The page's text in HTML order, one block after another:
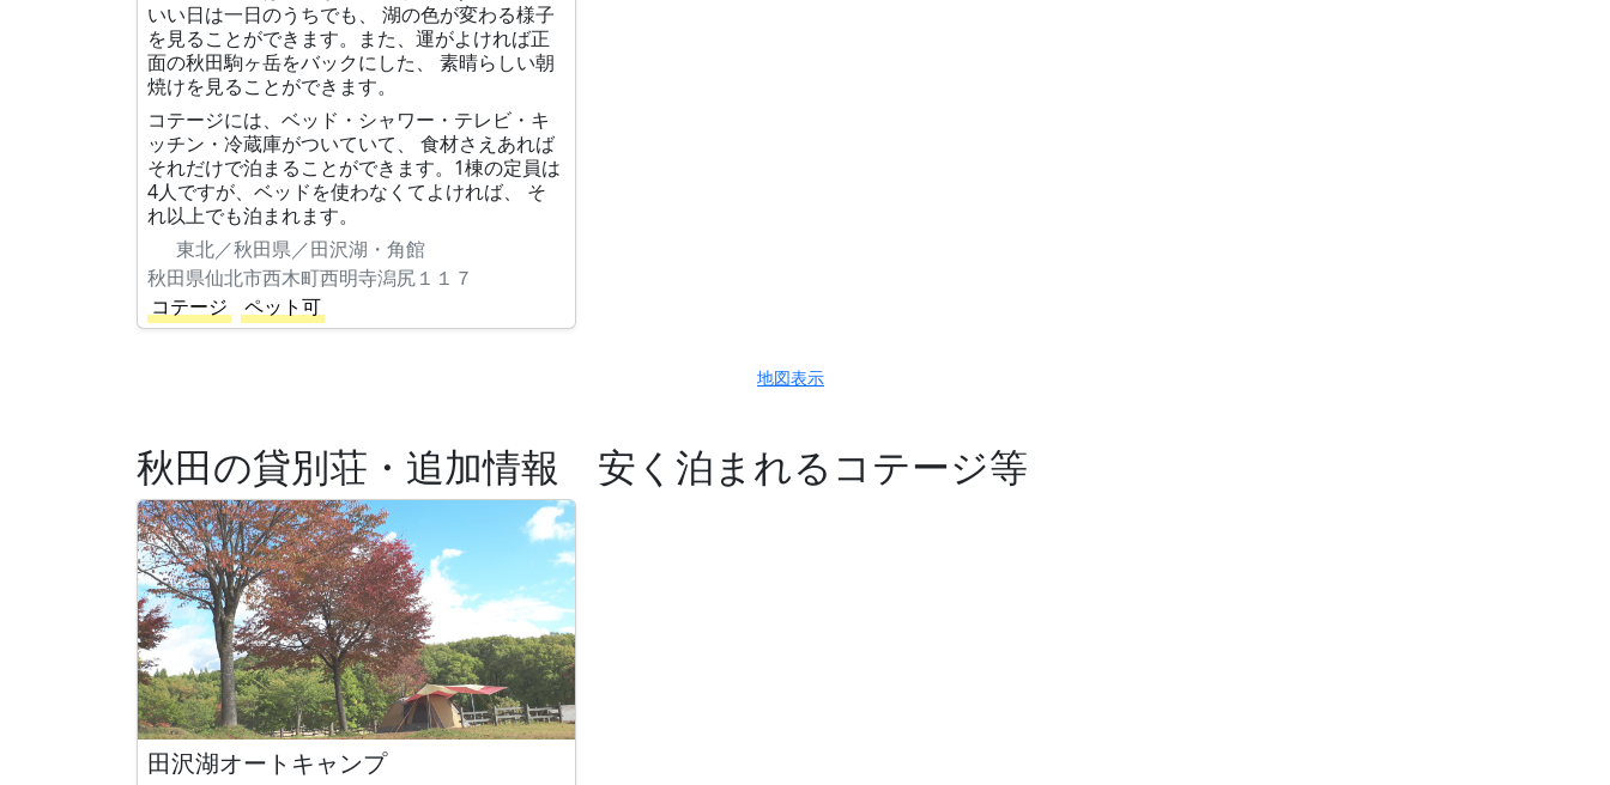
いい日は一日のうちでも、 湖の色が変わる様子
を見ることができます。また、運がよければ正
面の秋田駒ヶ岳をバックにした、 素晴らしい朝
焼けを見ることができます。
コテージには、ベッド・シャワー・テレビ・キ
ッチン・冷蔵庫がついていて、 食材さえあれば
それだけで泊まることができます。1棟の定員は
4人ですが、ベッドを使わなくてよければ、 そ
れ以上でも泊まれます。
東北／秋田県／田沢湖・角館
秋田県仙北市西木町西明寺潟尻１１７
コテージ
ペット可
地図表示
秋田の貸別荘・追加情報 安く泊まれるコテージ等
田沢湖オートキャンプ